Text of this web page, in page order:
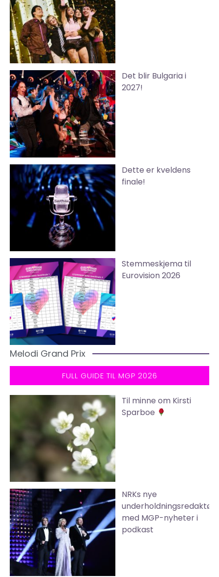
Det blir Bulgaria i
2027!
Dette er kveldens
finale!
Stemmeskjema til
Eurovision 2026
Melodi Grand Prix
FULL GUIDE TIL MGP 2026
Til minne om Kirsti
Sparboe
NRKs nye
underholdningsredaktør
med MGP-nyheter i
podkast